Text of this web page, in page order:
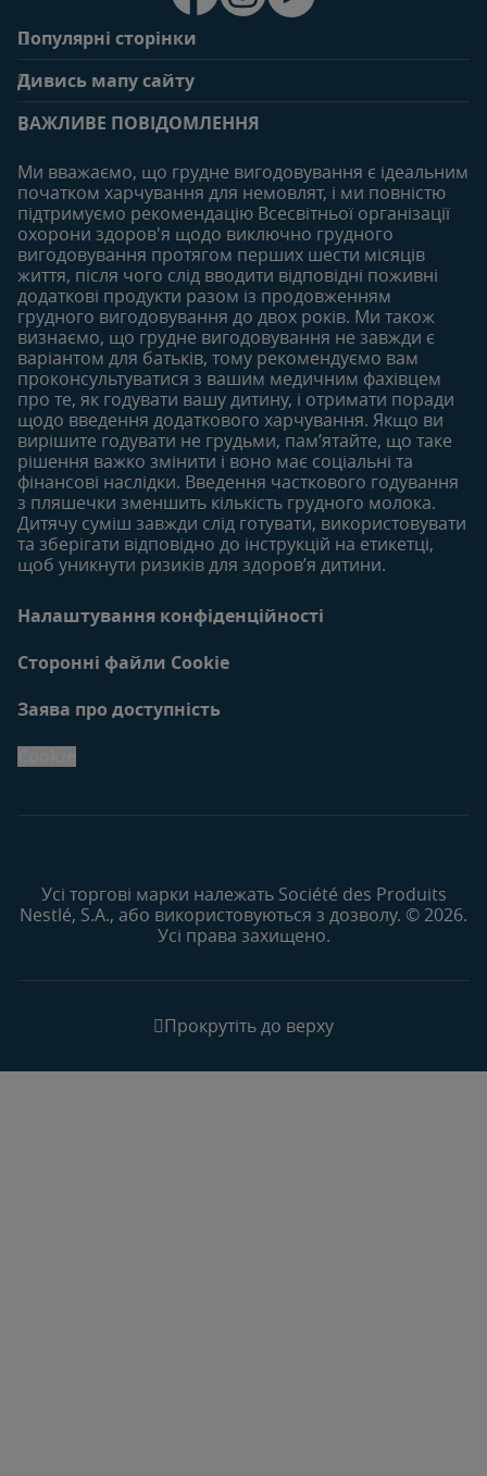
Популярні сторінки
Поширені запитання
Особистий кабінет
Придбати
Наші бренди
Безкоштовні тестування
Дивись мапу сайту
Статті
Статті
6-12 місяців
Статті
Продукти
12-18 місяців
Статті
Продукти
18-24 місяців
Статті
Продукти
ВАЖЛИВЕ ПОВІДОМЛЕННЯ
Ми вважаємо, що грудне вигодовування є ідеальним
початком харчування для немовлят, і ми повністю
підтримуємо рекомендацію Всесвітньої організації
охорони здоров'я щодо виключно грудного
вигодовування протягом перших шести місяців
життя, після чого слід вводити відповідні поживні
додаткові продукти разом із продовженням
грудного вигодовування до двох років. Ми також
визнаємо, що грудне вигодовування не завжди є
варіантом для батьків, тому рекомендуємо вам
проконсультуватися з вашим медичним фахівцем
про те, як годувати вашу дитину, і отримати поради
щодо введення додаткового харчування. Якщо ви
вирішите годувати не грудьми, пам’ятайте, що таке
рішення важко змінити і воно має соціальні та
фінансові наслідки. Введення часткового годування
з пляшечки зменшить кількість грудного молока.
Дитячу суміш завжди слід готувати, використовувати
та зберігати відповідно до інструкцій на етикетці,
щоб уникнути ризиків для здоров’я дитини.
Налаштування конфіденційності
Сторонні файли Cookie
Заява про доступність
Усі торгові марки належать Société des Produits
Nestlé, S.A., або використовуються з дозволу. © 2026.
Усі права захищено.
Прокрутіть до верху